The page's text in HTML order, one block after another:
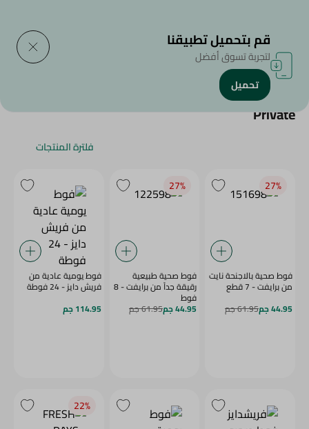
الرئيسية /
Private
فلترة المنتجات
27‎%‎
فوط صحية بالاجنحة نايت
من برايفت - 7 قطع
44.95 جم
61.95 جم
27‎%‎
فوط صحية طبيعية
رقيقة جداً من برايفت - 8
فوط
44.95 جم 61.95 جم
فوط يومية عادية من
فريش دايز - 24 فوطة
114.95 جم
22‎%‎
قم بتحميل تطبيقنا
لتجربة تسوق أفضل
تحميل